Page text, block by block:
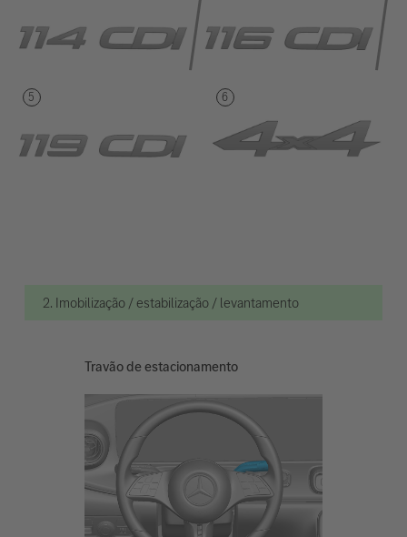
2. Imobilização / estabilização / levantamento
Travão de estacionamento